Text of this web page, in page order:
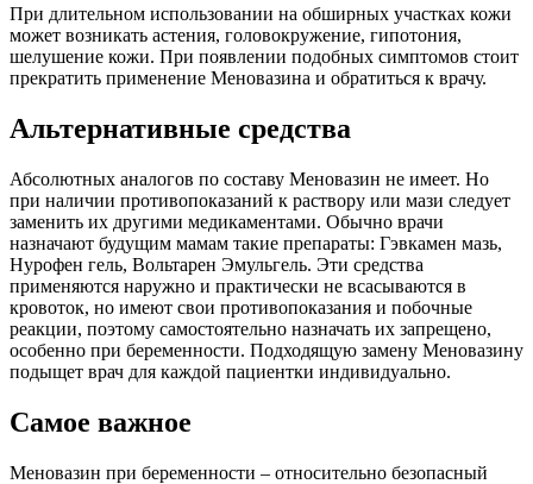
При длительном использовании на обширных участках кожи
может возникать астения, головокружение, гипотония,
шелушение кожи. При появлении подобных симптомов стоит
прекратить применение Меновазина и обратиться к врачу.
Альтернативные средства
Абсолютных аналогов по составу Меновазин не имеет. Но
при наличии противопоказаний к раствору или мази следует
заменить их другими медикаментами. Обычно врачи
назначают будущим мамам такие препараты: Гэвкамен мазь,
Нурофен гель, Вольтарен Эмульгель. Эти средства
применяются наружно и практически не всасываются в
кровоток, но имеют свои противопоказания и побочные
реакции, поэтому самостоятельно назначать их запрещено,
особенно при беременности. Подходящую замену Меновазину
подыщет врач для каждой пациентки индивидуально.
Самое важное
Меновазин при беременности – относительно безопасный